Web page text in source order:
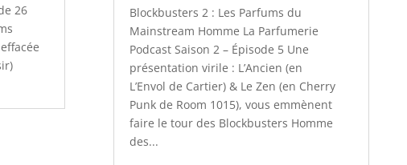
26
Blockbusters 2 : Les Parfums du
Mainstream Homme La Parfumerie
Podcast Saison 2 – Épisode 5 Une
présentation virile : L’Ancien (en
L’Envol de Cartier) & Le Zen (en Cherry
Punk de Room 1015), vous emmènent
faire le tour des Blockbusters Homme
des...